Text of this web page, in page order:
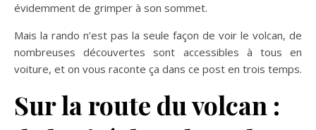
évidemment de grimper à son sommet.
Mais la rando n’est pas la seule façon de voir le volcan, de
nombreuses découvertes sont accessibles à tous en
voiture, et on vous raconte ça dans ce post en trois temps.
Sur la route du volcan :